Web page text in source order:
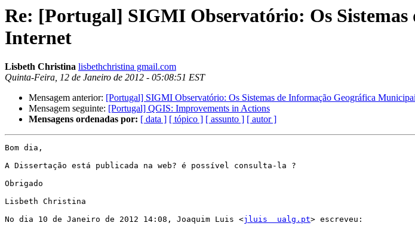
Re: [Portugal] SIGMI Observatório: Os
Internet
Lisbeth Christina lisbethchristina gmail.com
Quinta-Feira, 12 de Janeiro de 2012 - 05:08:51 EST
Mensagem anterior: [Portugal] SIGMI Observatório: Os Sistemas de Informação Geográfica
Mensagem seguinte: [Portugal] QGIS: Improvements in Actions
Mensagens ordenadas por: [ data ] [ tópico ] [ assunto ] [ autor ]
Bom dia,
A Dissertação está publicada na web? é possível consulta-la ?
Obrigado
Lisbeth Christina
No dia 10 de Janeiro de 2012 14:08, Joaquim Luis <jluis  ualg.pt> escreveu: